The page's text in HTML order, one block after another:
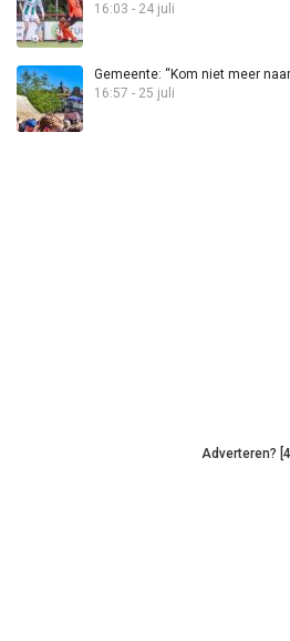
16:03 - 24 juli
Gemeente: “Kom niet meer
16:57 - 25 juli
Adverteren? [4]